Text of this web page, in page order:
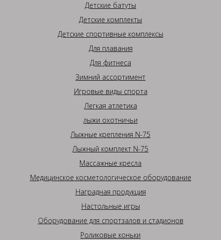
Детские батуты
Детские комплекты
Детские спортивные комплексы
Для плавания
Для фитнеса
Зимний ассортимент
Игровые виды спорта
Легкая атлетика
лыжи охотничьи
Лыжные крепления N-75
Лыжный комплект N-75
Массажные кресла
Медицинское косметологическое оборудование
Наградная продукция
Настольные игры
Оборудование для спортзалов и стадионов
Роликовые коньки